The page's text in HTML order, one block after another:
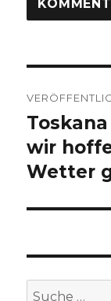
wir
Wetter
Suche